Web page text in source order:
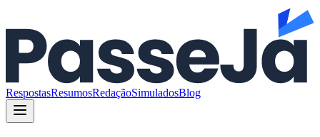
RespostasResumosRedaçãoSimuladosBlog